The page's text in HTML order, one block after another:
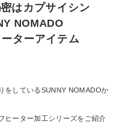
はカプサイシン
NOMADO
ターアイテム
をしているSUNNY NOMADOか
ヒーター加工シリーズをご紹介